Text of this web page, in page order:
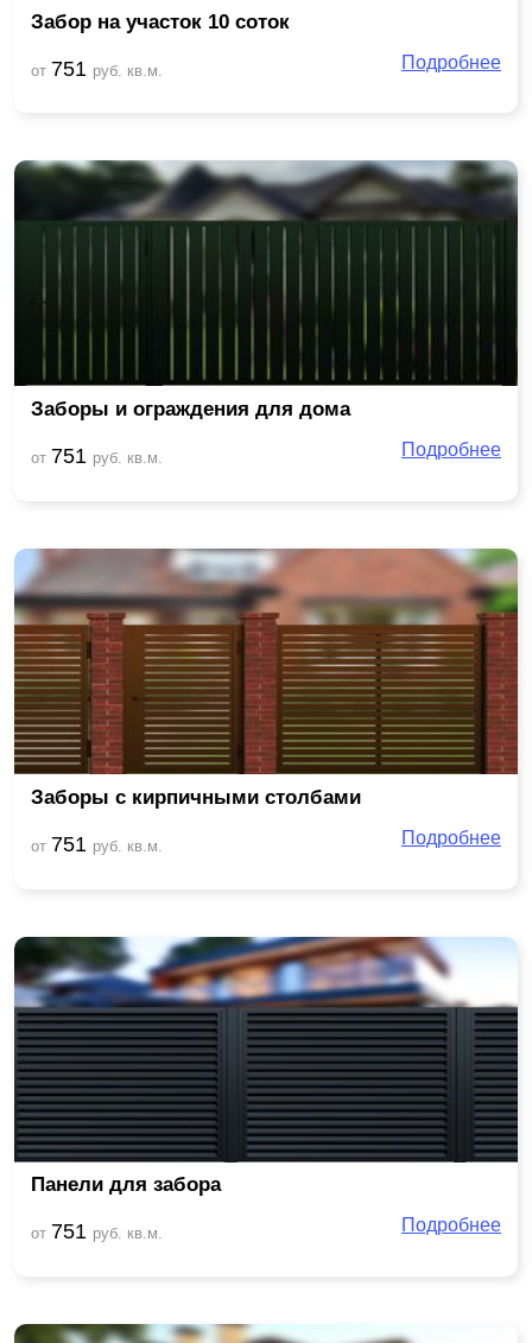
Забор на участок 10 соток
от 751 руб. кв.м. Подробнее
Заборы и ограждения для дома
от 751 руб. кв.м. Подробнее
Заборы с кирпичными столбами
от 751 руб. кв.м. Подробнее
Панели для забора
от 751 руб. кв.м. Подробнее